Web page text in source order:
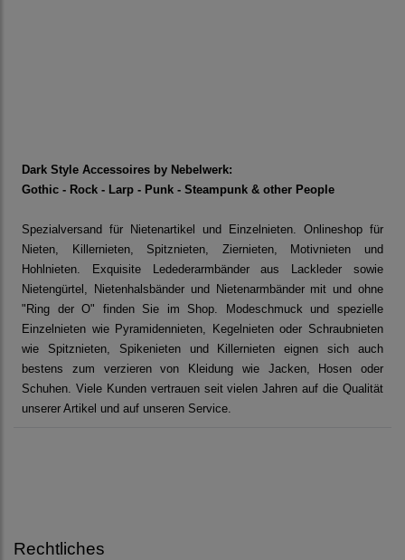
Dark Style Accessoires by Nebelwerk:
Gothic - Rock - Larp - Punk - Steampunk & other People
Spezialversand für Nietenartikel und Einzelnieten. Onlineshop für
Nieten, Killernieten, Spitznieten, Ziernieten, Motivnieten und
Hohlnieten. Exquisite Ledederarmbänder aus Lackleder sowie
Nietengürtel, Nietenhalsbänder und Nietenarmbänder mit und ohne
"Ring der O" finden Sie im Shop. Modeschmuck und spezielle
Einzelnieten wie Pyramidennieten, Kegelnieten oder Schraubnieten
wie Spitznieten, Spikenieten und Killernieten eignen sich auch
bestens zum verzieren von Kleidung wie Jacken, Hosen oder
Schuhen. Viele Kunden vertrauen seit vielen Jahren auf die Qualität
unserer Artikel und auf unseren Service.
Rechtliches